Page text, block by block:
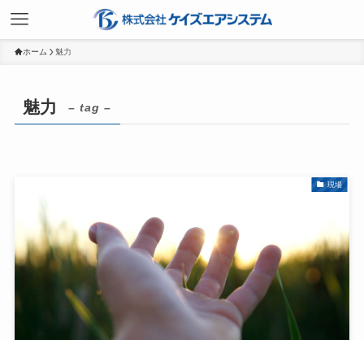
ホーム 魅力
魅力 – tag –
現場